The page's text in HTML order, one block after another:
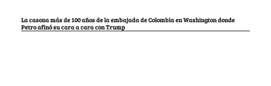
La casona más de 100 años de la embajada de Colombia en Washington donde
Petro afinó su cara a cara con Trump